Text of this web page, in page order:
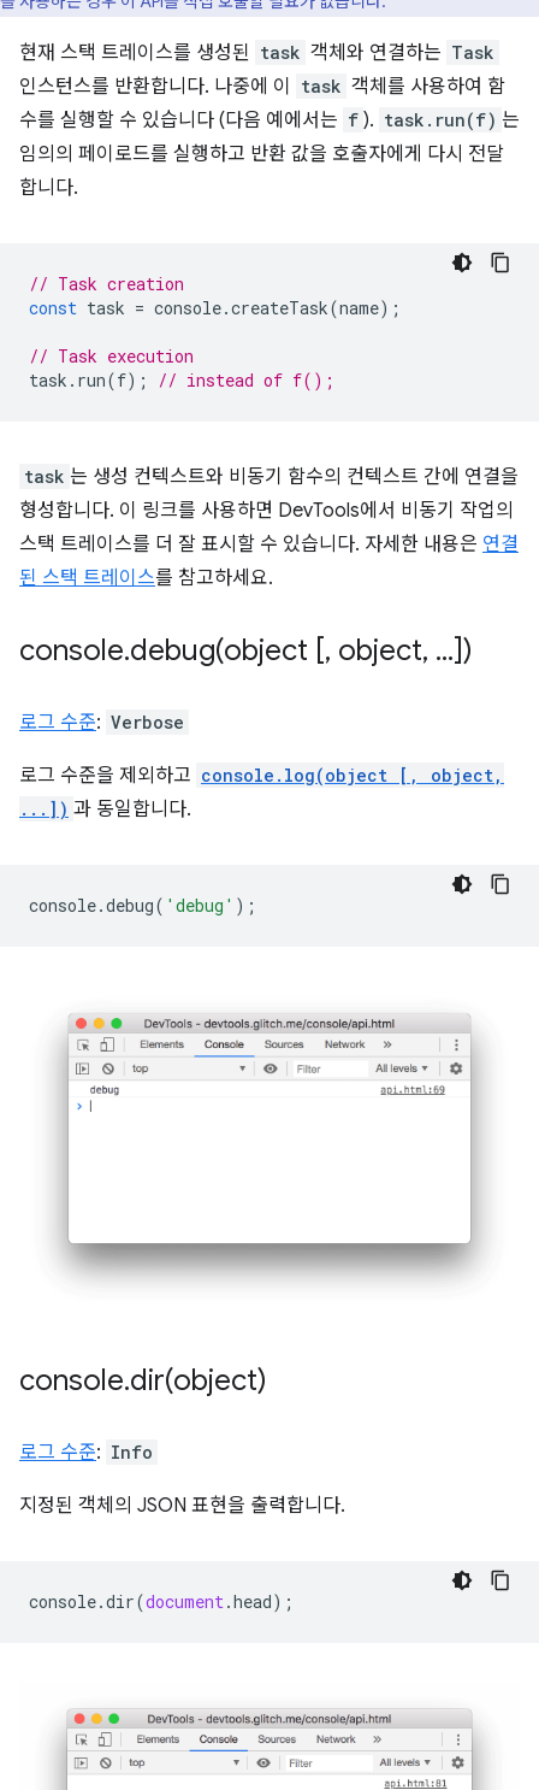
현재 스택 트레이스를 생성된 task 객체와 연결하는 Task
인스턴스를 반환합니다. 나중에 이 task 객체를 사용하여 함
수를 실행할 수 있습니다 (다음 예에서는 f ). task.run(f) 는
임의의 페이로드를 실행하고 반환 값을 호출자에게 다시 전달
합니다.
// Task creation
const task = console.createTask(name);
// Task execution
task . run(f); // instead of f();
task 는 생성 컨텍스트와 비동기 함수의 컨텍스트 간에 연결을
형성합니다. 이 링크를 사용하면 DevTools에서 비동기 작업의
스택 트레이스를 더 잘 표시할 수 있습니다. 자세한 내용은 연결
된 스택 트레이스를 참고하세요.
console.debug(object [, object, ...])
로그 수준: Verbose
로그 수준을 제외하고 console.log(object [, object,
...]) 과 동일합니다.
console.debug( 'debug' );
console.dir(object)
로그 수준: Info
지정된 객체의 JSON 표현을 출력합니다.
console.dir(document.head);